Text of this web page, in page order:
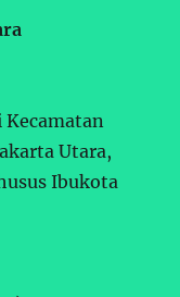
Utara,
Ibukota